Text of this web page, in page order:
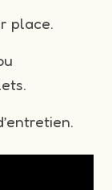
place.